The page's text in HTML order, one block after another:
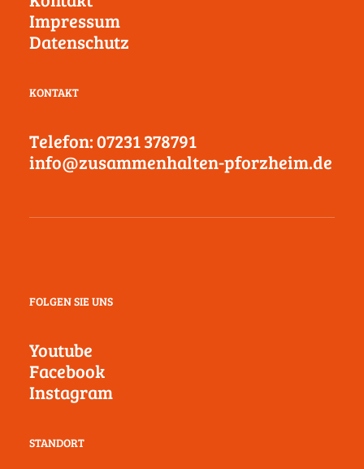
Impressum
Datenschutz
KONTAKT
Telefon: 07231 378791
info@zusammenhalten-pforzheim.de
FOLGEN SIE UNS
Youtube
Facebook
Instagram
STANDORT